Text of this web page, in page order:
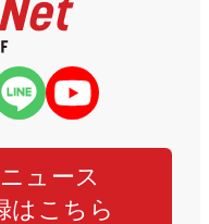
ュース
はこちら